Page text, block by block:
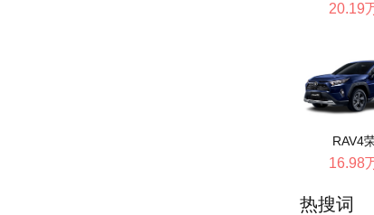
20.19
RAV4
16.98
热搜词